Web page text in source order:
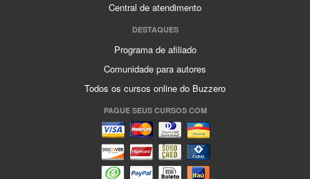
Central de atendimento
DESTAQUES
Programa de afiliado
Comunidade para autores
Todos os cursos online do Buzzero
PAGUE SEUS CURSOS COM